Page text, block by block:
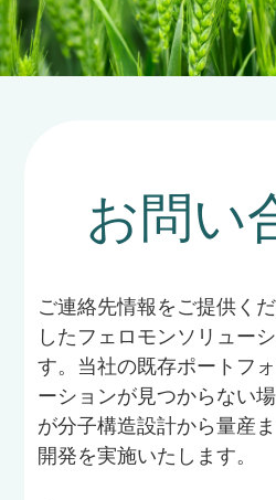
お問い
ご連絡先情報をご提供く
したフェロモンソリュー
す。当社の既存ポートフ
ーションが見つからない
が分子構造設計から量産
開発を実施いたします。